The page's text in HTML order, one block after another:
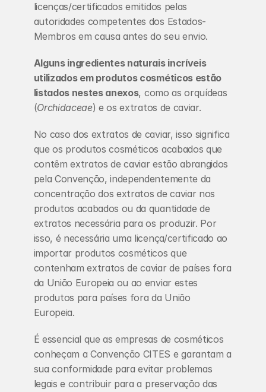
licenças/certificados emitidos pelas
autoridades competentes dos Estados-
Membros em causa antes do seu envio.
Alguns ingredientes naturais incríveis
utilizados em produtos cosméticos estão
listados nestes anexos, como as orquídeas
(Orchidaceae) e os extratos de caviar.
No caso dos extratos de caviar, isso significa
que os produtos cosméticos acabados que
contêm extratos de caviar estão abrangidos
pela Convenção, independentemente da
concentração dos extratos de caviar nos
produtos acabados ou da quantidade de
extratos necessária para os produzir. Por
isso, é necessária uma licença/certificado ao
importar produtos cosméticos que
contenham extratos de caviar de países fora
da União Europeia ou ao enviar estes
produtos para países fora da União
Europeia.
É essencial que as empresas de cosméticos
conheçam a Convenção CITES e garantam a
sua conformidade para evitar problemas
legais e contribuir para a preservação das